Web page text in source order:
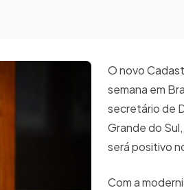
O novo
semana em
secretário de
Grande do
será positivo
Com a